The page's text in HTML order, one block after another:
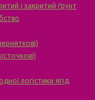
і закритий ґрунт
логістики ягід